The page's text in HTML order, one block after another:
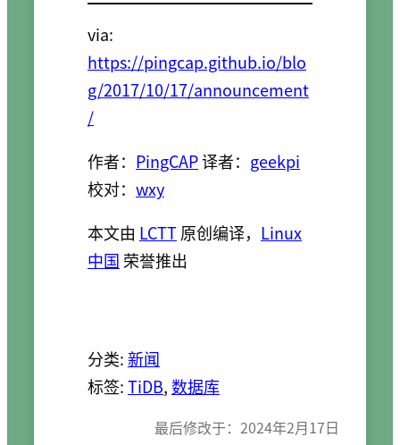
via:
https://pingcap.github.io/blo
g/2017/10/17/announcement
/
作者： PingCAP译者： geekpi
校对： wxy
本文由 LCTT原创编译， Linux
中国 荣誉推出
分类:新闻
标签:TiDB, 数据库
最后修改于： 2024年2月17日